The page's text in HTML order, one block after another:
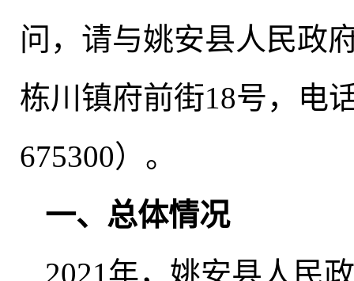
问，请与姚安县人民政
栋川镇府前街18号，
电
675300） 。
一、总体情况
2021年， 姚安县人民